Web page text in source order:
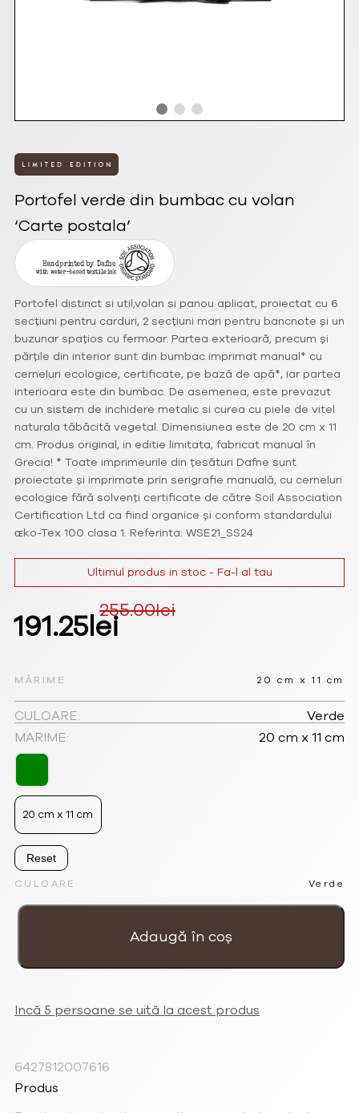
Portofel verde din bumbac cu volan
‘Carte postala’
Portofel distinct si util,volan si panou aplicat, proiectat cu 6
secțiuni pentru carduri, 2 secțiuni mari pentru bancnote și un
buzunar spațios cu fermoar. Partea exterioară, precum și
părțile din interior sunt din bumbac imprimat manual* cu
cerneluri ecologice, certificate, pe bază de apă*, iar partea
interioara este din bumbac. De asemenea, este prevazut
cu un sistem de inchidere metalic si curea cu piele de vitel
naturala tăbăcită vegetal. Dimensiunea este de 20 cm x 11
cm. Produs original, in editie limitata, fabricat manual în
Grecia! * Toate imprimeurile din țesături Dafne sunt
proiectate și imprimate prin serigrafie manuală, cu cerneluri
ecologice fără solvenți certificate de către Soil Association
Certification Ltd ca fiind organice și conform standardului
ɶko-Tex 100 clasa 1. Referinta: WSE21_SS24
255.00lei
Prețul
a
fost:
255.00lei.
191.25leiPrețul
191.25lei.
CULOARE Verde
MĂRIME 20 cm x 11 cm
CULOARE:
Verde
MARIME:
20 cm x 11 cm
20 cm x 11 cm
Reset
Ultimul produs in stoc - Fa-l al tau
Cantitate
volan
Adaugă în coș
Incă 5 persoane se uită la acest produs
6427812007616
Produs